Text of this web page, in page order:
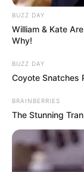
BUZZ DAY
William & Kate
Why!
BUZZ DAY
Coyote Snatches
BRAINBERRIES
The Stunning